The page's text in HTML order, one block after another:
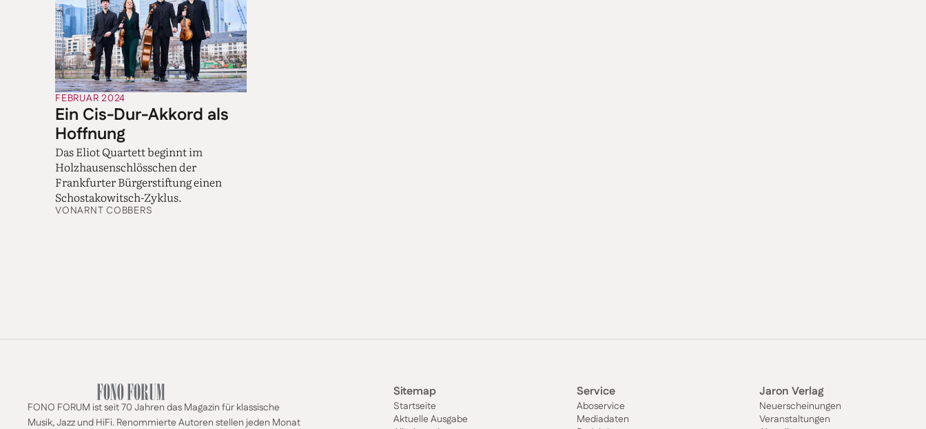
FEBRUAR 2024
Ein Cis-Dur-Akkord als
Hoffnung
Das Eliot Quartett beginnt im
Holzhausenschlösschen der
Frankfurter Bürgerstiftung einen
Schostakowitsch-Zyklus.
VONARNT COBBERS
FONO FORUM ist seit 70 Jahren das Magazin für klassische
Musik, Jazz und HiFi. Renommierte Autoren stellen jeden Monat
Sitemap
Startseite
Aktuelle Ausgabe
Service
Aboservice
Mediadaten
Jaron Verlag
Neuerscheinungen
Veranstaltungen